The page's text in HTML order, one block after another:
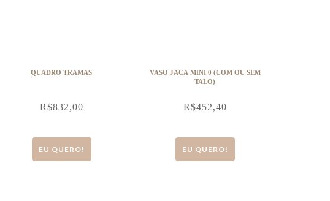
QUADRO TRAMAS
R$832,00
EU QUERO!
VASO JACA MINI 0 (COM OU SEM
TALO)
R$452,40
EU QUERO!